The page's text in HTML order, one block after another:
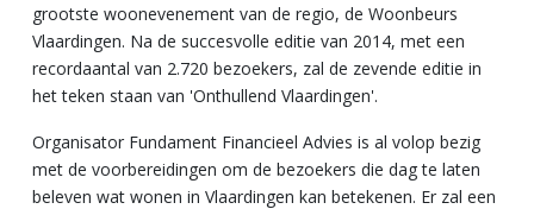
grootste woonevenement van de regio, de Woonbeurs
Vlaardingen. Na de succesvolle editie van 2014, met een
recordaantal van 2.720 bezoekers, zal de zevende editie in
het teken staan van 'Onthullend Vlaardingen'.
Organisator Fundament Financieel Advies is al volop bezig
met de voorbereidingen om de bezoekers die dag te laten
beleven wat wonen in Vlaardingen kan betekenen. Er zal een